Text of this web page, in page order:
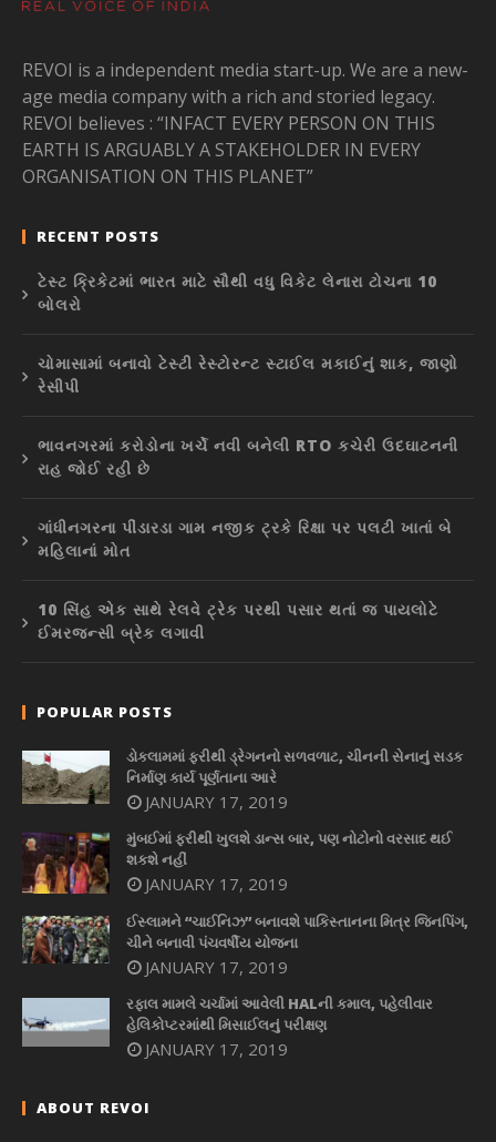
REVOI is a independent media start-up. We are a new-
age media company with a rich and storied legacy.
REVOI believes : “INFACT EVERY PERSON ON THIS
EARTH IS ARGUABLY A STAKEHOLDER IN EVERY
ORGANISATION ON THIS PLANET”
RECENT POSTS
ટેસ્ટ ક્રિકેટમાં ભારત માટે સૌથી વધુ વિકેટ લેનારા ટોચના 10
બોલરો
ચોમાસામાં બનાવો ટેસ્ટી રેસ્ટોરન્ટ સ્ટાઈલ મકાઈનું શાક, જાણો
રેસીપી
ભાવનગરમાં કરોડોના ખર્ચે નવી બનેલી RTO કચેરી ઉદઘાટનની
રાહ જોઈ રહી છે
ગાંધીનગરના પીંડારડા ગામ નજીક ટ્રકે રિક્ષા પર પલટી ખાતાં બે
મહિલાનાં મોત
10 સિંહ એક સાથે રેલવે ટ્રેક પરથી પસાર થતાં જ પાયલોટે
ઈમરજન્સી બ્રેક લગાવી
POPULAR POSTS
ડોકલામમાં ફરીથી ડ્રેગનનો સળવળાટ, ચીનની સેનાનું સડક
નિર્માણ કાર્ય પૂર્ણતાના આરે
JANUARY 17, 2019
મુંબઈમાં ફરીથી ખુલશે ડાન્સ બાર, પણ નોટોનો વરસાદ થઈ
શકશે નહીં
JANUARY 17, 2019
ઈસ્લામને “ચાઈનિઝ” બનાવશે પાકિસ્તાનના મિત્ર જિનપિંગ,
ચીને બનાવી પંચવર્ષીય યોજના
JANUARY 17, 2019
રફાલ મામલે ચર્ચામાં આવેલી HALની કમાલ, પહેલીવાર
હેલિકોપ્ટરમાંથી મિસાઈલનું પરીક્ષણ
JANUARY 17, 2019
ABOUT REVOI